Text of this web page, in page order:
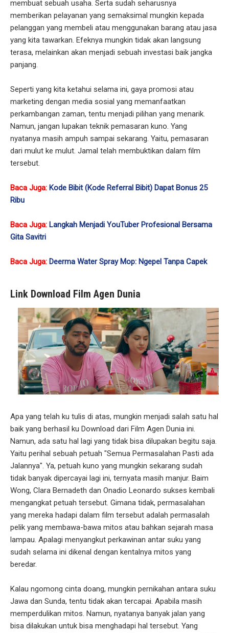
membuat sebuah usaha. Serta sudah seharusnya
memberikan pelayanan yang semaksimal mungkin kepada
pelanggan yang membeli atau menggunakan barang atau jasa
yang kita tawarkan. Efeknya mungkin tidak akan langsung
terasa, melainkan akan menjadi sebuah investasi baik jangka
panjang.
Seperti yang kita ketahui selama ini, gaya promosi atau
marketing dengan media sosial yang memanfaatkan
perkambangan zaman, tentu menjadi pilihan yang menarik.
Namun, jangan lupakan teknik pemasaran kuno. Yang
nyatanya masih ampuh sampai sekarang. Yaitu, pemasaran
dari mulut ke mulut. Jamal telah membuktikan dalam film
tersebut.
Baca Juga: Kode Bibit (Kode Referral Bibit) Dapat Bonus 25
Ribu
Baca Juga: Langkah Menjadi YouTuber Profesional Bersama
Gita Savitri
Baca Juga: Deerma Water Spray Mop: Ngepel Tanpa Capek
Link Download Film Agen Dunia
Apa yang telah ku tulis di atas, mungkin menjadi salah satu hal
baik yang berhasil ku Download dari Film Agen Dunia ini.
Namun, ada satu hal lagi yang tidak bisa dilupakan begitu saja.
Yaitu perihal sebuah petuah "Semua Permasalahan Pasti ada
Jalannya". Ya, petuah kuno yang mungkin sekarang sudah
tidak banyak dipercayai lagi ini, ternyata masih manjur. Baim
Wong, Clara Bernadeth dan Onadio Leonardo sukses kembali
mengangkat petuah tersebut. Gimana tidak, permasalahan
yang mereka hadapi dalam film tersebut adalah permasalah
pelik yang membawa-bawa mitos atau bahkan sejarah masa
lampau. Apalagi menyangkut perkawinan antar suku yang
sudah selama ini dikenal dengan kentalnya mitos yang
beredar.
Kalau ngomong cinta doang, mungkin pernikahan antara suku
Jawa dan Sunda, tentu tidak akan tercapai. Apabila masih
memperdulikan mitos. Namun, nyatanya banyak jalan yang
bisa dilakukan untuk bisa menghadapi hal tersebut. Yang